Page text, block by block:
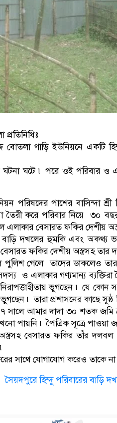
বোতলা গাড়ি ইউনিয়নে একটি
ঘটে ৷ পরে ওই পরিবার ও
পরিষদের পাশের বাসিন্দা শ্রী
তৈরী করে পরিবার নিয়ে ৩০
বেসারত ফকির দেশীয়
দখলের হুমকি এবং অকথ্য
ফকির দেশীয় অস্ত্রসহ তার
গেলে তাদের ডাকলেও তারা
ও এলাকার গণ্যমান্য
ভুগছেন ৷ যে কোন
৷ তারা প্রশাসনের কাছে সুষ্ঠ
সালে আমার দাদা ৩০ শতক
৷ পৈত্রিক সূত্রে পাওয়া
বেসারত ফকির তাঁর দলবল
সাথে যোগাযোগ করেও তাকে
সৈয়দপুরে হিন্দু পরিবারের বাড়ি